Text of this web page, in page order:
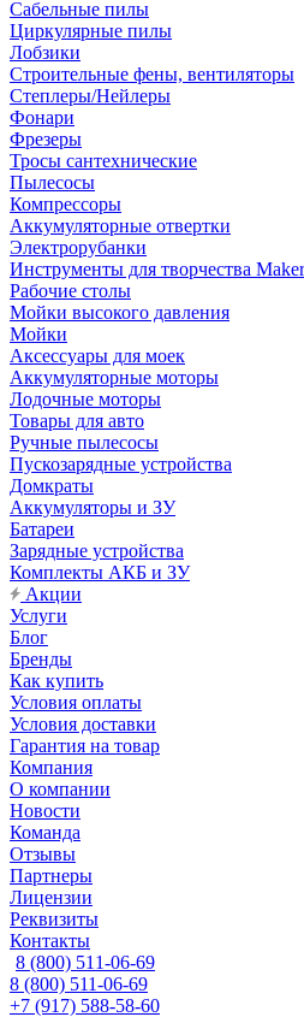
Сабельные пилы
Циркулярные пилы
Лобзики
Строительные фены, вентиляторы
Степлеры/Нейлеры
Фонари
Фрезеры
Тросы сантехнические
Пылесосы
Компрессоры
Аккумуляторные отвертки
Электрорубанки
Инструменты для творчества
Рабочие столы
Мойки высокого давления
Мойки
Аксессуары для моек
Аккумуляторные моторы
Лодочные моторы
Товары для авто
Ручные пылесосы
Пускозарядные устройства
Домкраты
Аккумуляторы и ЗУ
Батареи
Зарядные устройства
Комплекты АКБ и ЗУ
Акции
Услуги
Блог
Бренды
Как купить
Условия оплаты
Условия доставки
Гарантия на товар
Компания
О компании
Новости
Команда
Отзывы
Партнеры
Лицензии
Реквизиты
Контакты
8 (800) 511-06-69
8 (800) 511-06-69
+7 (917) 588-58-60